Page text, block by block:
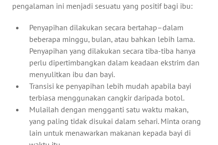
pengalaman ini menjadi sesuatu yang positif bagi ibu:
Penyapihan dilakukan secara bertahap–dalam
beberapa minggu, bulan, atau bahkan lebih lama.
Penyapihan yang dilakukan secara tiba-tiba hanya
perlu dipertimbangkan dalam keadaan ekstrim dan
menyulitkan ibu dan bayi.
Transisi ke penyapihan lebih mudah apabila bayi
terbiasa menggunakan cangkir daripada botol.
Mulailah dengan mengganti satu waktu makan,
yang paling tidak disukai dalam sehari. Minta orang
lain untuk menawarkan makanan kepada bayi di